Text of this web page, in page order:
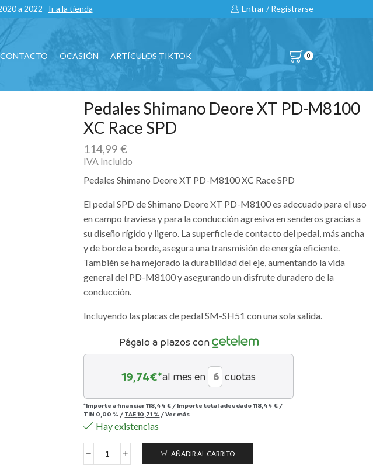
a 2022 Ir a la tienda Entrar / Registrarse
CONTACTO OCASIÓN ARTÍCULOS TIKTOK 0
Pedales Shimano Deore XT PD-M8100
XC Race SPD
114,99€
IVA Incluido
Pedales Shimano Deore XT PD-M8100 XC Race SPD
El pedal SPD de Shimano Deore XT PD-M8100 es adecuado para el uso
en campo traviesa y para la conducción agresiva en senderos gracias a
su diseño rígido y ligero. La superficie de contacto del pedal, más ancha
y de borde a borde, asegura una transmisión de energía eficiente.
También se ha mejorado la durabilidad del eje, aumentando la vida
general del PD-M8100 y asegurando un disfrute duradero de la
conducción.
Incluyendo las placas de pedal SM-SH51 con una sola salida.
Págalo a plazos con
19,74€*al mes en cuotas
*Importe a financiar118,44 € / Importe total adeudado118,44 € /
TIN 0,00 % / TAE10,71 % /Ver más
Hay existencias
Pedales
AÑADIR AL CARRITO